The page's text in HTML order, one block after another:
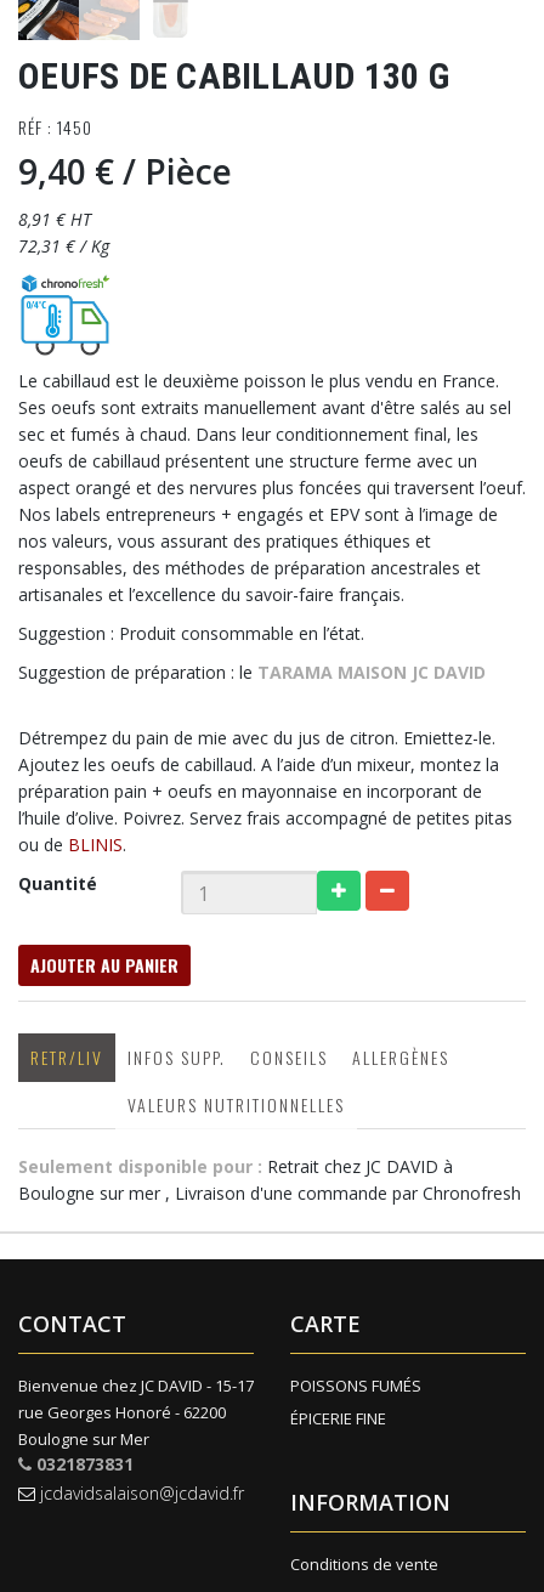
OEUFS DE CABILLAUD 130 G
RÉF : 1450
9,40 €/ Pièce
8,91 € HT
72,31 € / Kg
Le cabillaud est le deuxième poisson le plus vendu en France.
Ses oeufs sont extraits manuellement avant d'être salés au sel
sec et fumés à chaud. Dans leur conditionnement final, les
oeufs de cabillaud présentent une structure ferme avec un
aspect orangé et des nervures plus foncées qui traversent l’oeuf.
Nos labels entrepreneurs + engagés et EPV sont à l’image de
nos valeurs, vous assurant des pratiques éthiques et
responsables, des méthodes de préparation ancestrales et
artisanales et l’excellence du savoir-faire français.
Suggestion : Produit consommable en l’état.
Suggestion de préparation : le TARAMA MAISON JC DAVID
Détrempez du pain de mie avec du jus de citron. Emiettez-le.
Ajoutez les oeufs de cabillaud. A l’aide d’un mixeur, montez la
préparation pain + oeufs en mayonnaise en incorporant de
l’huile d’olive. Poivrez. Servez frais accompagné de petites pitas
ou de BLINIS.
Quantité
AJOUTER AU PANIER
RETR/LIV INFOS SUPP. CONSEILS
ALLERGÈNES
VALEURS NUTRITIONNELLES
Seulement disponible pour : Retrait chez JC DAVID à
Boulogne sur mer , Livraison d'une commande par Chronofresh
CONTACT
Bienvenue chez JC DAVID - 15-17
rue Georges Honoré - 62200
Boulogne sur Mer
0321873831
jcdavidsalaison@jcdavid.fr
CARTE
POISSONS FUMÉS
ÉPICERIE FINE
INFORMATION
Conditions de vente